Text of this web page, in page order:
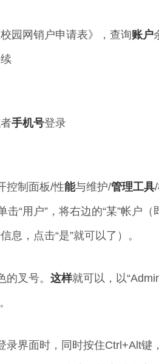
园网销户申请表》，查询账户
手机号登录
控制面板/性能与维护/管理工具
击“用户”，将右边的“某”帐户
息，点击“是”就可以了）。
叉号。 这样就可以，以
录界面时，同时按住Ctrl+Alt键